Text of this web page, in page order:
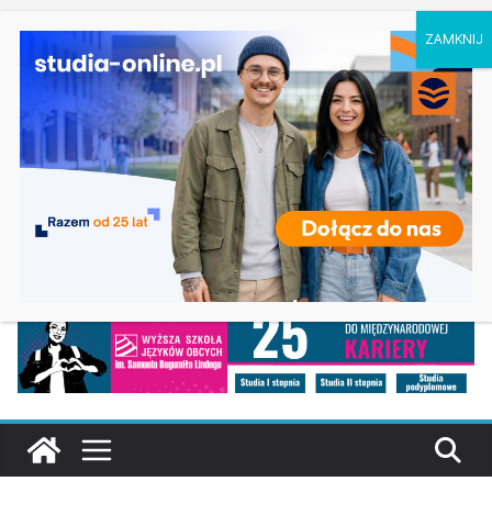
Ostatnie
wpisy:
Oceanotechnika w Szczecinie
Dodatkowa rekrutacja na studia na UJD –
Uniwersytet Jana Długosza w Częstochowie
Biotechnologia – Uniwersytet Przyrodniczy w
Poznaniu
Zarządzanie w turystyce w Katowicach
Turystyka – Uniwersytet Wrocławski